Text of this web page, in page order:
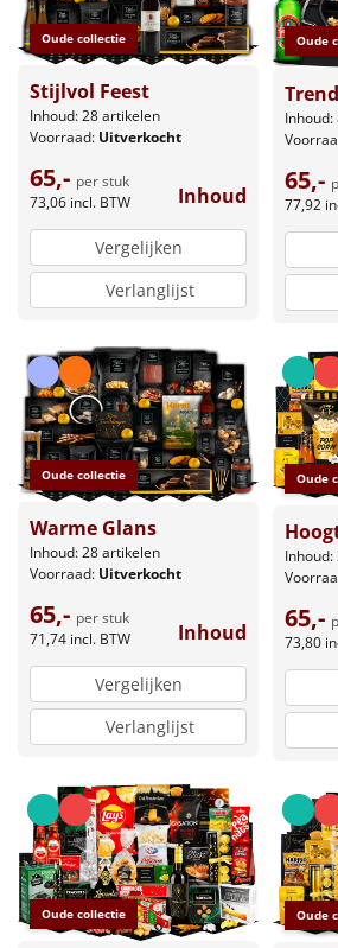
Oude collectie
Stijlvol Feest
Inhoud: 28 artikelen
Voorraad: Uitverkocht
65,- per stuk
73,06 incl. BTW Inhoud
Vergelijken
Verlanglijst
Oude
65,-
77,92
Oude collectie
Warme Glans
Inhoud: 28 artikelen
Voorraad: Uitverkocht
65,- per stuk
71,74 incl. BTW Inhoud
Vergelijken
Verlanglijst
Oude
65,-
73,80
Oude collectie Oude